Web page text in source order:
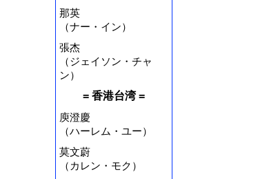
那英
（ナー・イン）
張杰
（ジェイソン・チャ
ン）
= 香港台湾 =
庾澄慶
（ハーレム・ユー）
莫文蔚
（カレン・モク）